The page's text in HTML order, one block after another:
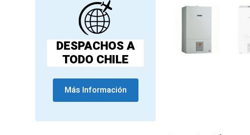
DESPACHOS A
TODO CHILE
Más Información